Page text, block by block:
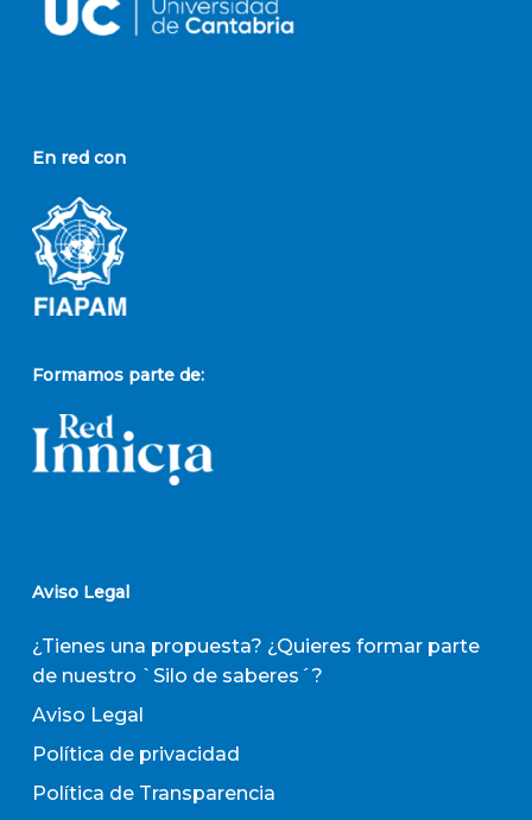
En red con
Formamos parte de:
Aviso Legal
¿Tienes una propuesta? ¿Quieres formar parte
de nuestro `Silo de saberes´?
Aviso Legal
Política de privacidad
Política de Transparencia